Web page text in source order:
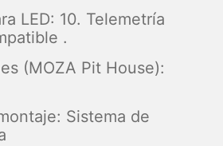
LED: 10. Telemetría
.
(MOZA Pit House):
Sistema de